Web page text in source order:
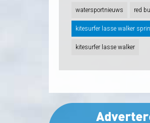
watersportnieuws red
kitesurfer lasse walker
kitesurfer lasse walker